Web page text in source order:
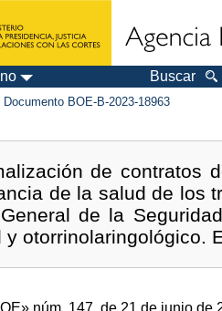
Buscar
Documento BOE-B-2023-18963
de contratos
de la salud de los
de la
otorrinolaringológico.
» núm. 147, de 21 de junio de